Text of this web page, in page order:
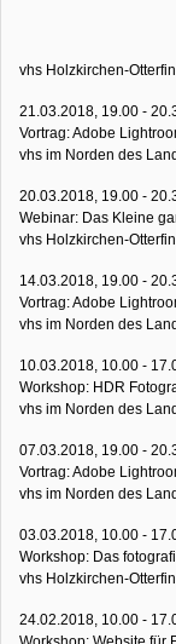
vhs Holzkirchen-
21.03.2018, 19.00 -
Vortrag: Adobe
vhs im Norden des
20.03.2018, 19.00 -
Webinar: Das Kleine
vhs Holzkirchen-
14.03.2018, 19.00 -
Vortrag: Adobe
vhs im Norden des
10.03.2018, 10.00 -
Workshop: HDR
vhs im Norden des
07.03.2018, 19.00 -
Vortrag: Adobe
vhs im Norden des
03.03.2018, 10.00 -
Workshop: Das
vhs Holzkirchen-
24.02.2018, 10.00 -